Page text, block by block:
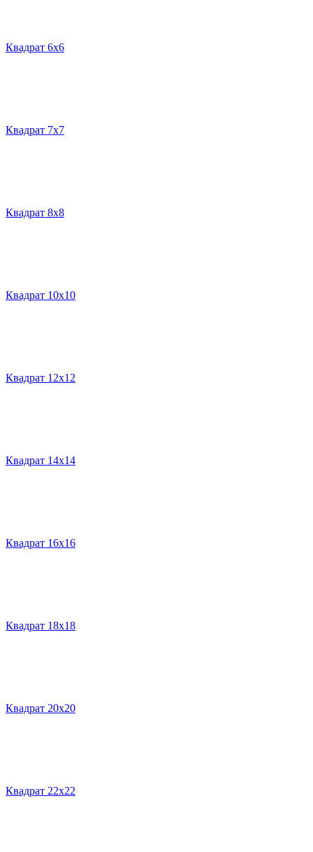
Квадрат 6х6
Квадрат 7х7
Квадрат 8х8
Квадрат 10х10
Квадрат 12х12
Квадрат 14х14
Квадрат 16х16
Квадрат 18х18
Квадрат 20х20
Квадрат 22х22